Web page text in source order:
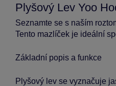
Plyšový Lev Yoo
Seznamte se s naším
Tento mazlíček je ideální
Základní popis a funkce
Plyšový lev se vyznačuje